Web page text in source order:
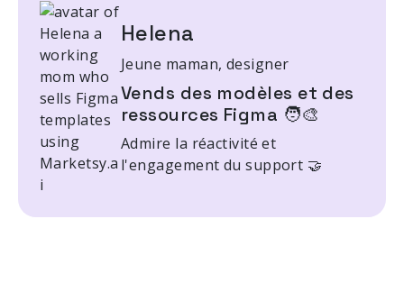
Helena
Jeune maman, designer
Vends des modèles et des
ressources Figma 🧑‍🎨
Admire la réactivité et
l'engagement du support 🤝